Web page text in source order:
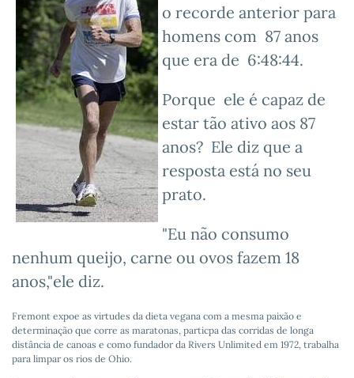
o recorde anterior para
homens com 87 anos
que era de 6:48:44.
Porque ele é capaz de
estar tão ativo aos 87
anos? Ele diz que a
resposta está no seu
prato.
"Eu não consumo
nenhum queijo, carne ou ovos fazem 18
anos,"ele diz.
Fremont expoe as virtudes da dieta vegana com a mesma paixão e
determinação que corre as maratonas, particpa das corridas de longa
distância de canoas e como fundador da Rivers Unlimited em 1972, trabalha
para limpar os rios de Ohio.